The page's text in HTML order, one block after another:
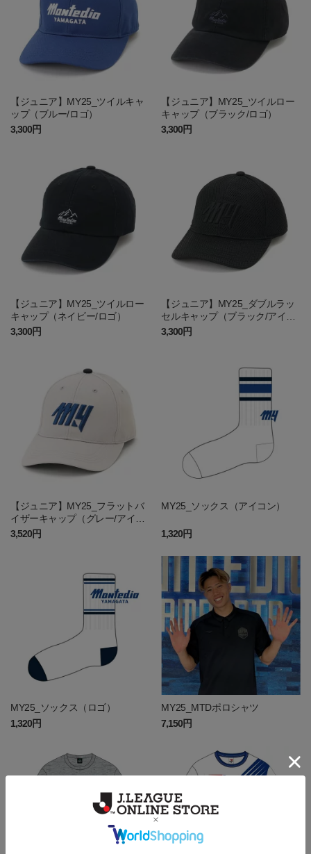
【ジュニア】MY25_ツイルキャ
ップ（ブルー/ロゴ）
3,300円
【ジュニア】MY25_ツイルロー
キャップ（ブラック/ロゴ）
3,300円
【ジュニア】MY25_ツイルロー
キャップ（ネイビー/ロゴ）
3,300円
【ジュニア】MY25_ダブルラッ
セルキャップ（ブラック/アイコ
ン）
3,300円
【ジュニア】MY25_フラットバ
イザーキャップ（グレー/アイコ
ン）
3,520円
MY25_ソックス（アイコン）
1,320円
MY25_ソックス（ロゴ）
1,320円
MY25_MTDポロシャツ
7,150円